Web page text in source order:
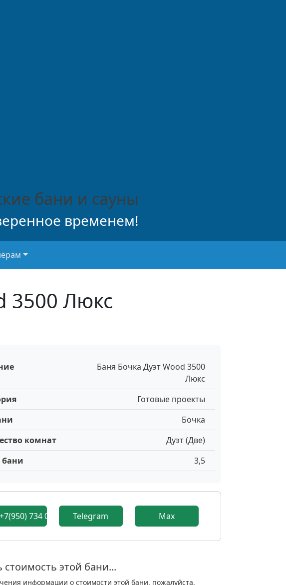
бани и сауны
временем!
3500 Люкс
Баня Бочка Дуэт Wood 3500
Люкс
Готовые проекты
Бочка
комнат
Дуэт (Две)
3,5
+7(950) 734 05 79 Telegram Max
стоимость этой бани...
информации о стоимости этой бани, пожалуйста,